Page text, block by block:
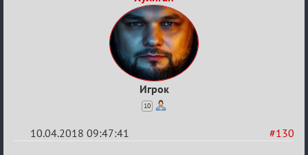
Игрок
10
#130
10.04.2018 09:47:41